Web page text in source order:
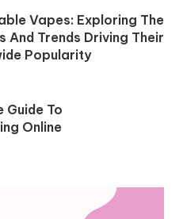
Vapes: Exploring The
And Trends Driving Their
Popularity
Guide To
Online